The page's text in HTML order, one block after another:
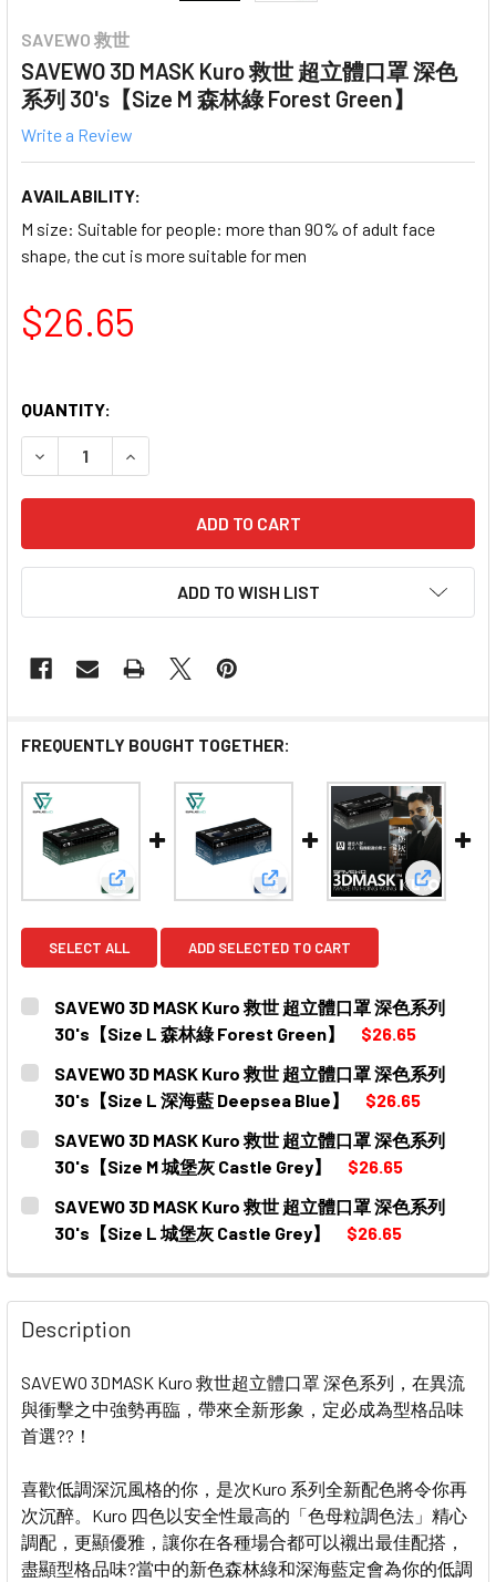
SAVEWO 救世
SAVEWO 3D MASK Kuro 救世 超立體口罩 深色
系列 30's【Size M 森林綠 Forest Green】
Write a Review
AVAILABILITY:
M size: Suitable for people: more than 90% of adult face
shape, the cut is more suitable for men
$26.65
QUANTITY:
DECREASE QUANTITY OF SAVEWO 3D MASK KURO 救世
INCREASE QUANTITY OF SAVEWO 3D MASK
ADD TO WISH LIST
FREQUENTLY BOUGHT TOGETHER:
View: SAVEWO 3D MASK Kuro 救世 超立體口罩
View: SAVEWO 3D MASK
View:
SELECT ALL ADD SELECTED TO CART
SAVEWO 3D MASK Kuro 救世 超立體口罩 深色系列
30's【Size L 森林綠 Forest Green】
$26.65
CURRENT
STOCK:
QUANTITY:
DECREASE QUANTITY OF SAVEWO 3D MASK KURO 救世
INCREASE QUANTITY OF SAVEWO 3D MASK
SAVEWO 3D MASK Kuro 救世 超立體口罩 深色系列
30's【Size L 深海藍 Deepsea Blue】
$26.65
CURRENT
STOCK:
QUANTITY:
DECREASE QUANTITY OF SAVEWO 3D MASK KURO 救世
INCREASE QUANTITY OF SAVEWO 3D MASK
SAVEWO 3D MASK Kuro 救世 超立體口罩 深色系列
30's【Size M 城堡灰 Castle Grey】
$26.65
CURRENT
STOCK:
QUANTITY:
DECREASE QUANTITY OF SAVEWO 3D MASK KURO 救世
INCREASE QUANTITY OF SAVEWO 3D MASK
SAVEWO 3D MASK Kuro 救世 超立體口罩 深色系列
30's【Size L 城堡灰 Castle Grey】
$26.65
DECREASE QUANTITY OF SAVEWO 3D MASK KURO 救世
INCREASE QUANTITY OF SAVEWO 3D MASK
Description
SAVEWO 3DMASK Kuro 救世超立體口罩 深色系列，在異流
與衝擊之中強勢再臨，帶來全新形象，定必成為型格品味
首選??！
喜歡低調深沉風格的你，是次Kuro 系列全新配色將令你再
次沉醉。Kuro 四色以安全性最高的「色母粒調色法」精心
調配，更顯優雅，讓你在各種場合都可以襯出最佳配搭，
盡顯型格品味?當中的新色森林綠和深海藍定會為你的低調